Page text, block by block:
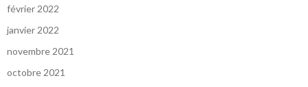
février 2022
janvier 2022
novembre 2021
octobre 2021